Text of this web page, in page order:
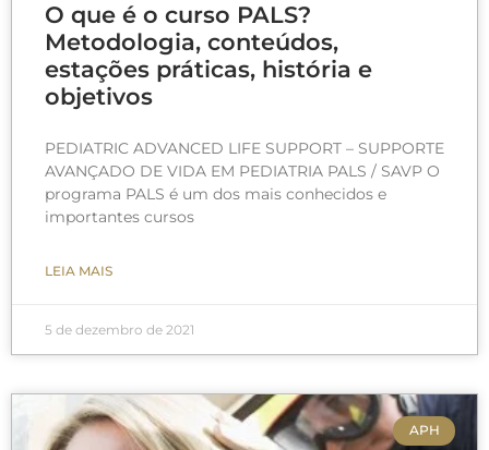
O que é o curso PALS?
Metodologia, conteúdos,
estações práticas, história e
objetivos
PEDIATRIC ADVANCED LIFE SUPPORT – SUPPORTE
AVANÇADO DE VIDA EM PEDIATRIA PALS / SAVP O
programa PALS é um dos mais conhecidos e
importantes cursos
LEIA MAIS
5 de dezembro de 2021
APH